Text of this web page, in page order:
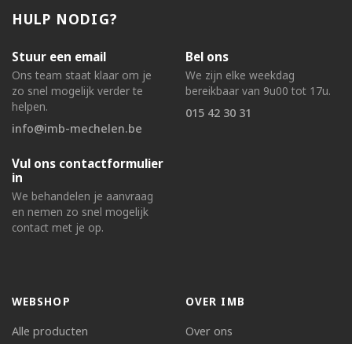
HULP NODIG?
Stuur een email
Ons team staat klaar om je
zo snel mogelijk verder te
helpen.
info@imb-mechelen.be
Bel ons
We zijn elke weekdag
bereikbaar van 9u00 tot 17u.
015 42 30 31
Vul ons contactformulier
in
We behandelen je aanvraag
en nemen zo snel mogelijk
contact met je op.
WEBSHOP
Alle producten
OVER IMB
Over ons